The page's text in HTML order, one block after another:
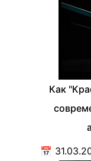
Как
📅